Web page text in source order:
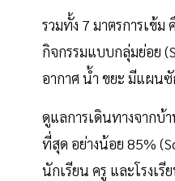
รวมทั้ง 7 มาตรการเข้ม
กิจกรรมแบบกลุ่มย่อย
อากาศ น้ำ ขยะ มีแผน
ดูแลการเดินทางจากบ้
ที่สุด อย่างน้อย 85%
นักเรียน ครู และโรงเรี